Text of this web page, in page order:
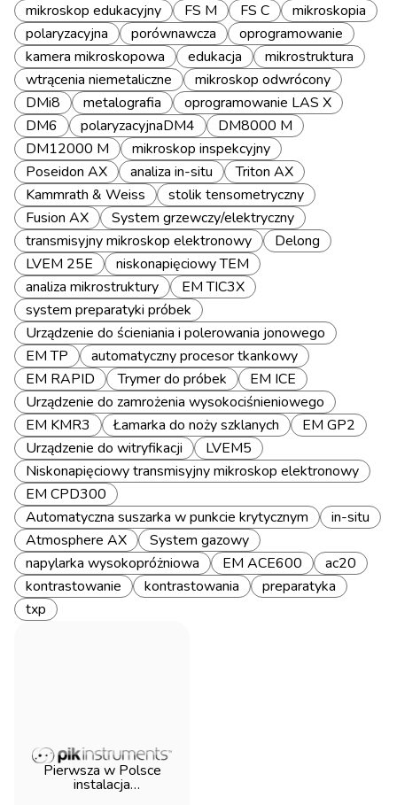
mikroskop edukacyjny
FS M FS C
mikroskopia
polaryzacyjna
porównawcza
oprogramowanie
kamera mikroskopowa
edukacja
mikrostruktura
wtrącenia niemetaliczne
mikroskop odwrócony
DMi8
metalografia
oprogramowanie LAS X
DM6
polaryzacyjnaDM4
DM8000 M
DM12000 M
mikroskop inspekcyjny
Poseidon AX
analiza in-situ
Triton AX
Kammrath & Weiss
stolik tensometryczny
Fusion AX
System grzewczy/elektryczny
transmisyjny mikroskop elektronowy
Delong
LVEM 25E
niskonapięciowy TEM
analiza mikrostruktury
EM TIC3X
system preparatyki próbek
Urządzenie do ścieniania i polerowania jonowego
EM TP
automatyczny procesor tkankowy
EM RAPID
Trymer do próbek
EM ICE
Urządzenie do zamrożenia wysokociśnieniowego
EM KMR3
Łamarka do noży szklanych
EM GP2
Urządzenie do witryfikacji
LVEM5
Niskonapięciowy transmisyjny mikroskop elektronowy
EM CPD300
Automatyczna suszarka w punkcie krytycznym
in-situ
Atmosphere AX
System gazowy
napylarka wysokopróżniowa
EM ACE600
ac20
kontrastowanie
kontrastowania
preparatyka
txp
Pierwsza w Polsce
instalacja